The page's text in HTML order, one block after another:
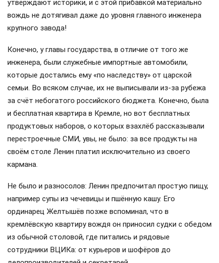
утверждают историки, и с этой прибавкой материально
вождь не дотягивал даже до уровня главного инженера
крупного завода!
Конечно, у главы государства, в отличие от того же
инженера, были служебные импортные автомобили,
которые достались ему «по наследству» от царской
семьи. Во всяком случае, их не выписывали из-за рубежа
за счёт небогатого российского бюджета. Конечно, была
и бесплатная квартира в Кремле, но вот бесплатных
продуктовых наборов, о которых взахлёб рассказывали
перестроечные СМИ, увы, не было: за все продукты на
своём столе Ленин платил исключительно из своего
кармана.
Не было и разносолов: Ленин предпочитал простую пищу,
например супы из чечевицы и пшённую кашу. Его
ординарец Желтышёв позже вспоминал, что в
кремлёвскую квартиру вождя он приносил судки с обедом
из обычной столовой, где питались и рядовые
сотрудники ВЦИКа: от курьеров и шофёров до